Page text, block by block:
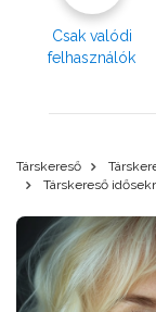
Csak valódi
felhasználók
Társkereső
Társkereső